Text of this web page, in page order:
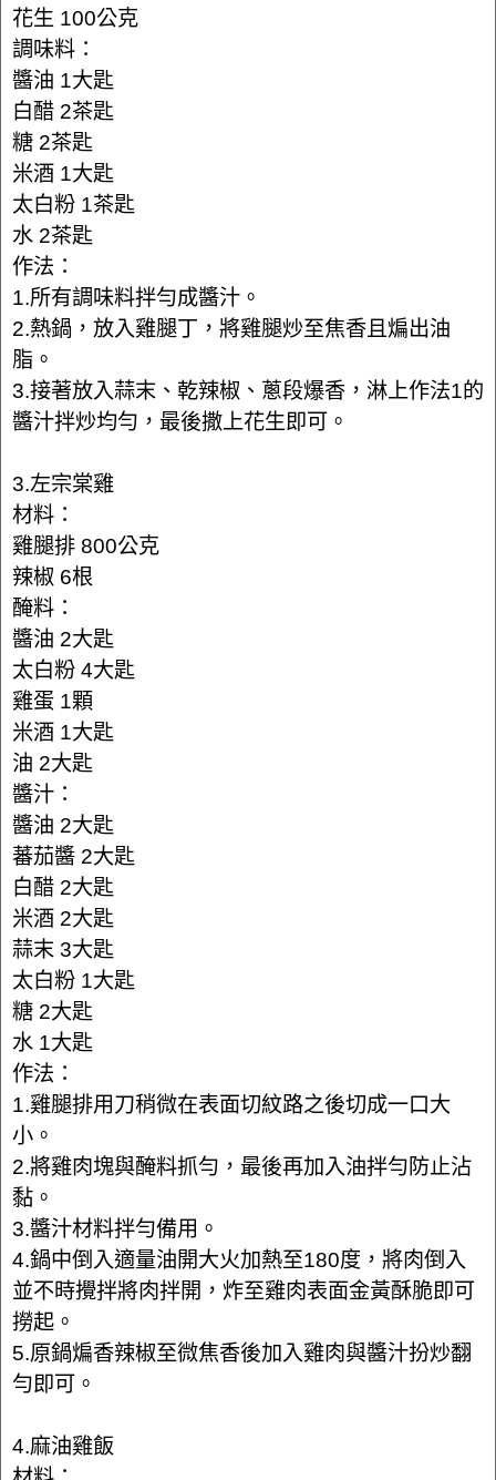
花生 100公克
調味料：
醬油 1大匙
白醋 2茶匙
糖 2茶匙
米酒 1大匙
太白粉 1茶匙
水 2茶匙
作法：
1.所有調味料拌勻成醬汁。
2.熱鍋，放入雞腿丁，將雞腿炒至焦香且煸出油
脂。
3.接著放入蒜末、乾辣椒、蔥段爆香，淋上作法1的
醬汁拌炒均勻，最後撒上花生即可。
3.左宗棠雞
材料：
雞腿排 800公克
辣椒 6根
醃料：
醬油 2大匙
太白粉 4大匙
雞蛋 1顆
米酒 1大匙
油 2大匙
醬汁：
醬油 2大匙
蕃茄醬 2大匙
白醋 2大匙
米酒 2大匙
蒜末 3大匙
太白粉 1大匙
糖 2大匙
水 1大匙
作法：
1.雞腿排用刀稍微在表面切紋路之後切成一口大
小。
2.將雞肉塊與醃料抓勻，最後再加入油拌勻防止沾
黏。
3.醬汁材料拌勻備用。
4.鍋中倒入適量油開大火加熱至180度，將肉倒入
並不時攪拌將肉拌開，炸至雞肉表面金黃酥脆即可
撈起。
5.原鍋煸香辣椒至微焦香後加入雞肉與醬汁扮炒翻
勻即可。
4.麻油雞飯